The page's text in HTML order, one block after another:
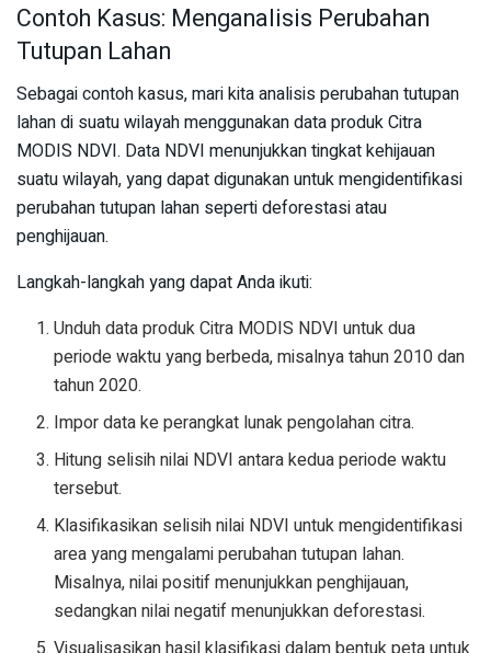
Contoh Kasus: Menganalisis Perubahan
Tutupan Lahan
Sebagai contoh kasus, mari kita analisis perubahan tutupan
lahan di suatu wilayah menggunakan data produk Citra
MODIS NDVI. Data NDVI menunjukkan tingkat kehijauan
suatu wilayah, yang dapat digunakan untuk mengidentifikasi
perubahan tutupan lahan seperti deforestasi atau
penghijauan.
Langkah-langkah yang dapat Anda ikuti:
Unduh data produk Citra MODIS NDVI untuk dua
periode waktu yang berbeda, misalnya tahun 2010 dan
tahun 2020.
Impor data ke perangkat lunak pengolahan citra.
Hitung selisih nilai NDVI antara kedua periode waktu
tersebut.
Klasifikasikan selisih nilai NDVI untuk mengidentifikasi
area yang mengalami perubahan tutupan lahan.
Misalnya, nilai positif menunjukkan penghijauan,
sedangkan nilai negatif menunjukkan deforestasi.